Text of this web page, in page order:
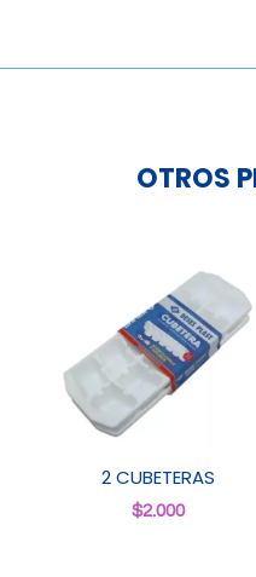
OTROS
2 CUBETERAS
$2.000